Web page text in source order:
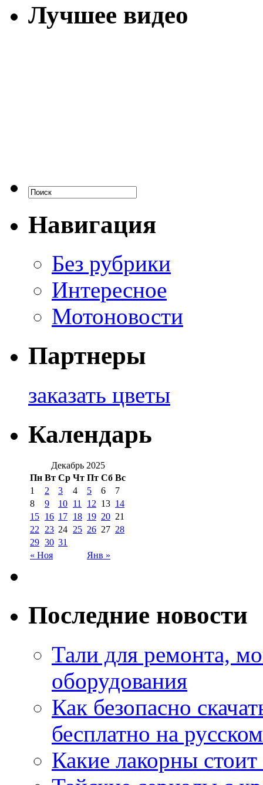
Лучшее видео
Навигация
Без рубрики
Интересное
Мотоновости
Партнеры
заказать цветы
Календарь
Декабрь 2025
Пн Вт Ср Чт Пт Сб Вс
« Ноя Янв »
1 2 3 4 5 6
7
8
9 10 11 12 13 14
15 16 17 18 19 20 21
22
23 24 25 26 27 28
29 30 31
Последние новости
Тали для ремонта,
оборудования
Как безопасно
бесплатно на
Какие лакорны